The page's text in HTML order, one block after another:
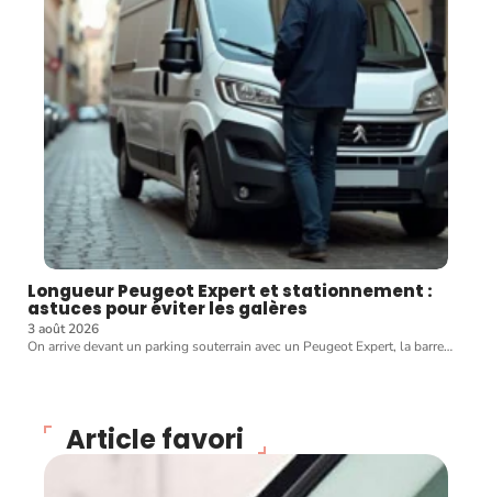
Longueur Peugeot Expert et stationnement :
astuces pour éviter les galères
3 août 2026
On arrive devant un parking souterrain avec un Peugeot Expert, la barre…
Article favori